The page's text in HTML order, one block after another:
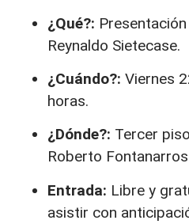
¿Qué?:
Reynaldo Sietecase.
¿Cuándo?: Viernes
horas.
¿Dónde?: Tercer
Roberto
Entrada: Libre y
asistir con